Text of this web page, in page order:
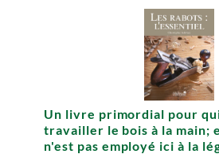
Un livre primordial pour
travailler le bois à la main;
n'est pas employé ici à la